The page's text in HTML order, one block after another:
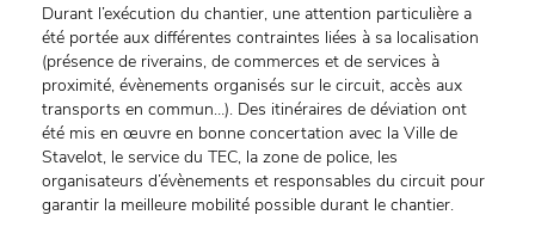
Durant l’exécution du chantier, une attention particulière a
été portée aux différentes contraintes liées à sa localisation
(présence de riverains, de commerces et de services à
proximité, évènements organisés sur le circuit, accès aux
transports en commun…). Des itinéraires de déviation ont
été mis en œuvre en bonne concertation avec la Ville de
Stavelot, le service du TEC, la zone de police, les
organisateurs d’évènements et responsables du circuit pour
garantir la meilleure mobilité possible durant le chantier.